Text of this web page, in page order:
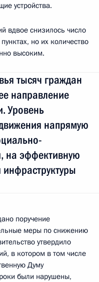
устройства.
вдвое снизилось число
но их количество
высоким.
тысяч граждан
направление
Уровень
напрямую
на эффективную
инфраструктуры
поручение
меры по снижению
утвердило
в котором в том числе
Думу
были нарушены,